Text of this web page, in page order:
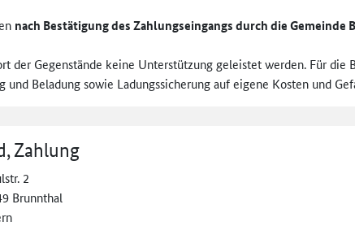
nach Bestätigung des Zahlungseingangs durch die Gemeinde
der Gegenstände keine Unterstützung geleistet werden. Für die
Beladung sowie Ladungssicherung auf eigene Kosten und
Zahlung
2
Brunnthal